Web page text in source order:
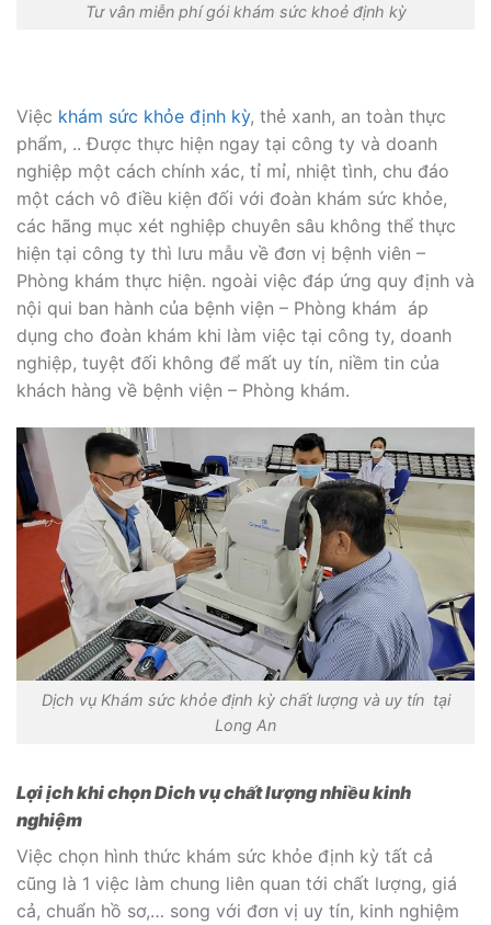
Tư vân miễn phí gói khám sức khoẻ định kỳ
Việc khám sức khỏe định kỳ, thẻ xanh, an toàn thực
phẩm, .. Được thực hiện ngay tại công ty và doanh
nghiệp một cách chính xác, tỉ mỉ, nhiệt tình, chu đáo
một cách vô điều kiện đối với đoàn khám sức khỏe,
các hãng mục xét nghiệp chuyên sâu không thể thực
hiện tại công ty thì lưu mẫu về đơn vị bệnh viên –
Phòng khám thực hiện. ngoài việc đáp ứng quy định và
nội qui ban hành của bệnh viện – Phòng khám áp
dụng cho đoàn khám khi làm việc tại công ty, doanh
nghiệp, tuyệt đối không để mất uy tín, niềm tin của
khách hàng về bệnh viện – Phòng khám.
Dịch vụ Khám sức khỏe định kỳ chất lượng và uy tín tại
Long An
Lợi ịch khi chọn Dich vụ chất lượng nhiều kinh
nghiệm
Việc chọn hình thức khám sức khỏe định kỳ tất cả
cũng là 1 việc làm chung liên quan tới chất lượng, giá
cả, chuẩn hồ sơ,… song với đơn vị uy tín, kinh nghiệm